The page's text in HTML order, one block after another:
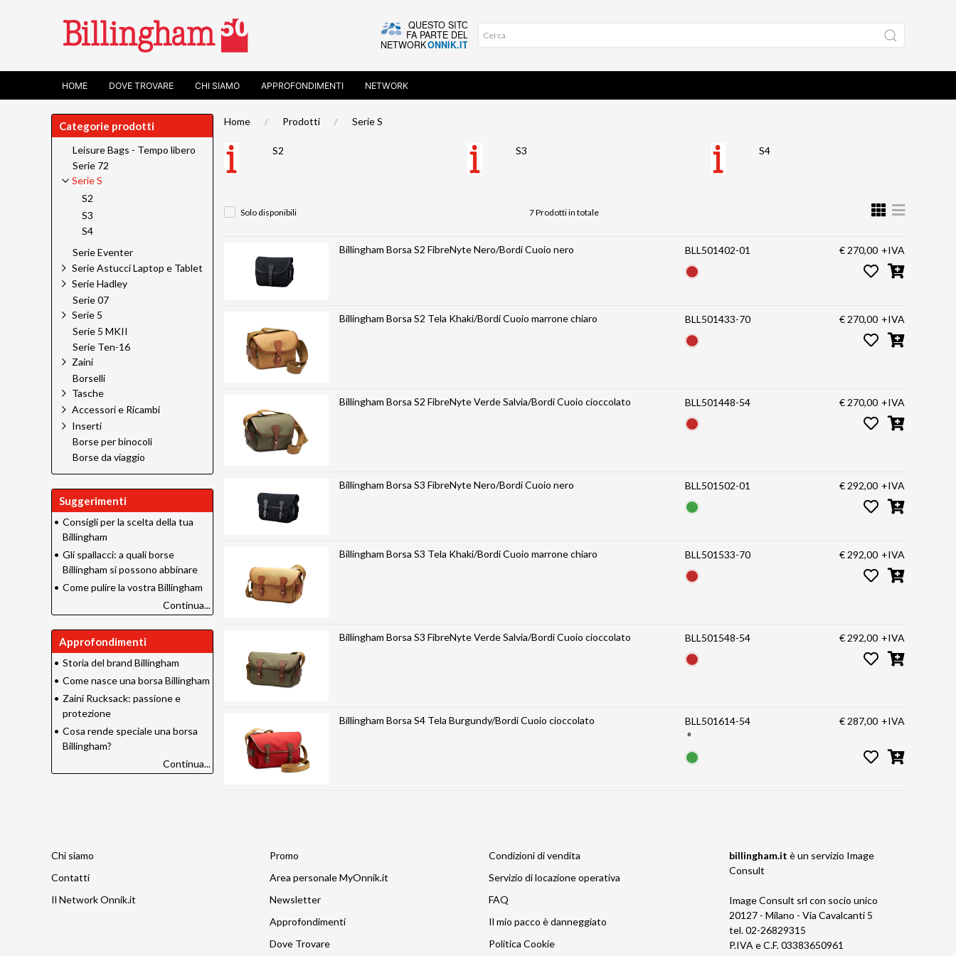
HOME DOVE TROVARE CHI SIAMO APPROFONDIMENTI NETWORK
Home Prodotti Serie S
S2 S3 S4
Solo disponibili 7 Prodotti in totale
Billingham Borsa S2 FibreNyte Nero/Bordi Cuoio nero BLL501402-01 € 270,00 +IVA
Billingham Borsa S2 Tela Khaki/Bordi Cuoio marrone chiaro BLL501433-70 € 270,00 +IVA
Billingham Borsa S2 FibreNyte Verde Salvia/Bordi Cuoio cioccolato BLL501448-54 € 270,00 +IVA
Billingham Borsa S3 FibreNyte Nero/Bordi Cuoio nero BLL501502-01 € 292,00 +IVA
Billingham Borsa S3 Tela Khaki/Bordi Cuoio marrone chiaro BLL501533-70 € 292,00 +IVA
Billingham Borsa S3 FibreNyte Verde Salvia/Bordi Cuoio cioccolato BLL501548-54 € 292,00 +IVA
Billingham Borsa S4 Tela Burgundy/Bordi Cuoio cioccolato
BLL501614-54
°
€ 287,00 +IVA
Categorie prodotti
Leisure Bags - Tempo libero
Serie 72
Serie S
S2
S3
S4
Serie Eventer
Serie Astucci Laptop e Tablet
Serie Hadley
Serie 07
Serie 5
Serie 5 MKII
Serie Ten-16
Zaini
Borselli
Tasche
Accessori e Ricambi
Inserti
Borse per binocoli
Borse da viaggio
Suggerimenti
• Consigli per la scelta della tua
Billingham
• Gli spallacci: a quali borse
Billingham si possono abbinare
• Come pulire la vostra Billingham
Continua...
Approfondimenti
• Storia del brand Billingham
• Come nasce una borsa Billingham
• Zaini Rucksack: passione e
protezione
• Cosa rende speciale una borsa
Billingham?
Continua...
Chi siamo
Contatti
Il Network Onnik.it
Promo
Area personale MyOnnik.it
Newsletter
Approfondimenti
Dove Trovare
Condizioni di vendita
Servizio di locazione operativa
FAQ
Il mio pacco è danneggiato
Politica Cookie
billingham.it è un servizio Image
Consult
Image Consult srl con socio unico
20127 - Milano - Via Cavalcanti 5
tel. 02-26829315
P.IVA e C.F. 03383650961